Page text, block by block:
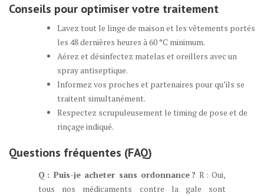
Conseils pour optimiser votre traitement
Lavez tout le linge de maison et les vêtements portés
les 48 dernières heures à 60 °C minimum.
Aérez et désinfectez matelas et oreillers avec un
spray antiseptique.
Informez vos proches et partenaires pour qu’ils se
traitent simultanément.
Respectez scrupuleusement le timing de pose et de
rinçage indiqué.
Questions fréquentes (FAQ)
Q : Puis-je acheter sans ordonnance ? R : Oui,
tous nos médicaments contre la gale sont